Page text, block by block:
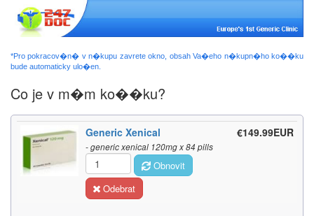
*Pro pokracov�n� v n�kupu zavrete okno, obsah Va�eho n�kupn�ho ko��ku
bude automaticky ulo�en.
Co je v m�m ko��ku?
Generic Xenical
- generic xenical 120mg x 84 pills
Obnovit
Odebrat
€149.99EUR